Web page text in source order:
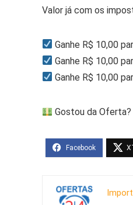
Valor já com os
Ganhe R$ 10,00
Ganhe R$ 10,00
Ganhe R$ 10,00
Gostou da